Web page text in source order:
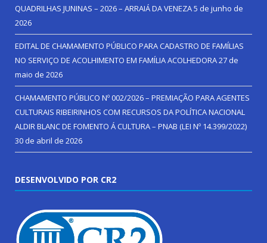
QUADRILHAS JUNINAS – 2026 – ARRAIÁ DA VENEZA5 de junho de
2026
EDITAL DE CHAMAMENTO PÚBLICO PARA CADASTRO DE FAMÍLIAS
NO SERVIÇO DE ACOLHIMENTO EM FAMÍLIA ACOLHEDORA27 de
maio de 2026
CHAMAMENTO PÚBLICO Nº 002/2026 – PREMIAÇÃO PARA AGENTES
CULTURAIS RIBEIRINHOS COM RECURSOS DA POLÍTICA NACIONAL
ALDIR BLANC DE FOMENTO Á CULTURA – PNAB (LEI Nº 14.399/2022)
30 de abril de 2026
DESENVOLVIDO POR CR2